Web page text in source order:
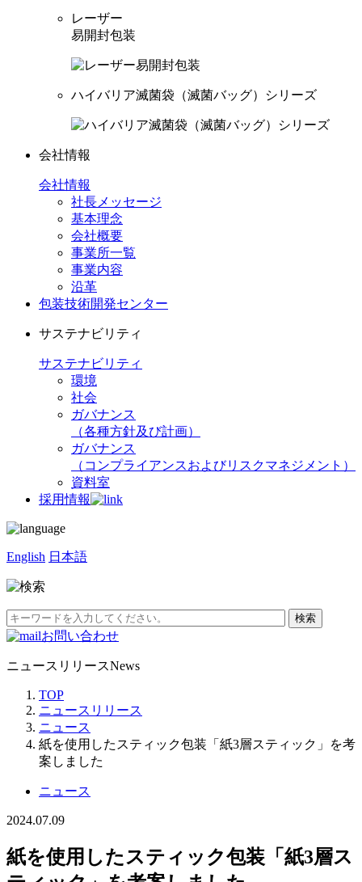
レーザー
易開封包装
ハイバリア滅菌袋（滅菌バッグ）シリーズ
会社情報
会社情報
社長メッセージ
基本理念
会社概要
事業所一覧
事業内容
沿革
包装技術開発センター
サステナビリティ
サステナビリティ
環境
社会
ガバナンス
（各種方針及び計画）
ガバナンス
（コンプライアンスおよびリスクマネジメント）
資料室
採用情報
English 日本語
お問い合わせ
ニュースリリースNews
TOP
ニュースリリース
ニュース
紙を使用したスティック包装「紙3層スティック」を考
案しました
ニュース
2024.07.09
紙を使用したスティック包装「紙3層ス